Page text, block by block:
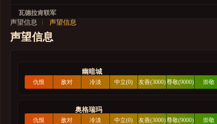
瓦德拉肯联军
龙鳞探险队
暗影国度
军团再临
声望信息 声望信息
声望信息
幽暗城
仇恨
敌对
冷淡
中立(0) 友善(3000)尊敬(9000)
崇敬
奥格瑞玛
仇恨
敌对
冷淡
中立(0) 友善(3000)尊敬(9000)
崇敬